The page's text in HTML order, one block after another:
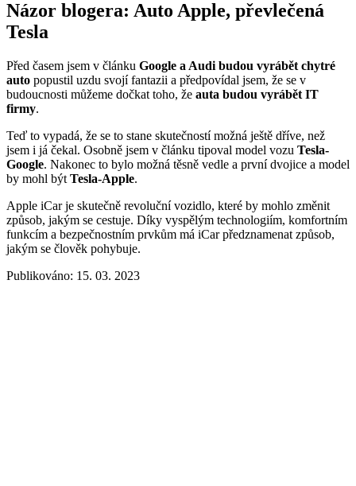
Názor blogera: Auto Apple, převlečená
Tesla
Před časem jsem v článku Google a Audi budou vyrábět chytré
auto popustil uzdu svojí fantazii a předpovídal jsem, že se v
budoucnosti můžeme dočkat toho, že auta budou vyrábět IT
firmy.
Teď to vypadá, že se to stane skutečností možná ještě dříve, než
jsem i já čekal. Osobně jsem v článku tipoval model vozu Tesla-
Google. Nakonec to bylo možná těsně vedle a první dvojice a model
by mohl být Tesla-Apple.
Apple iCar je skutečně revoluční vozidlo, které by mohlo změnit
způsob, jakým se cestuje. Díky vyspělým technologiím, komfortním
funkcím a bezpečnostním prvkům má iCar předznamenat způsob,
jakým se člověk pohybuje.
Publikováno: 15. 03. 2023